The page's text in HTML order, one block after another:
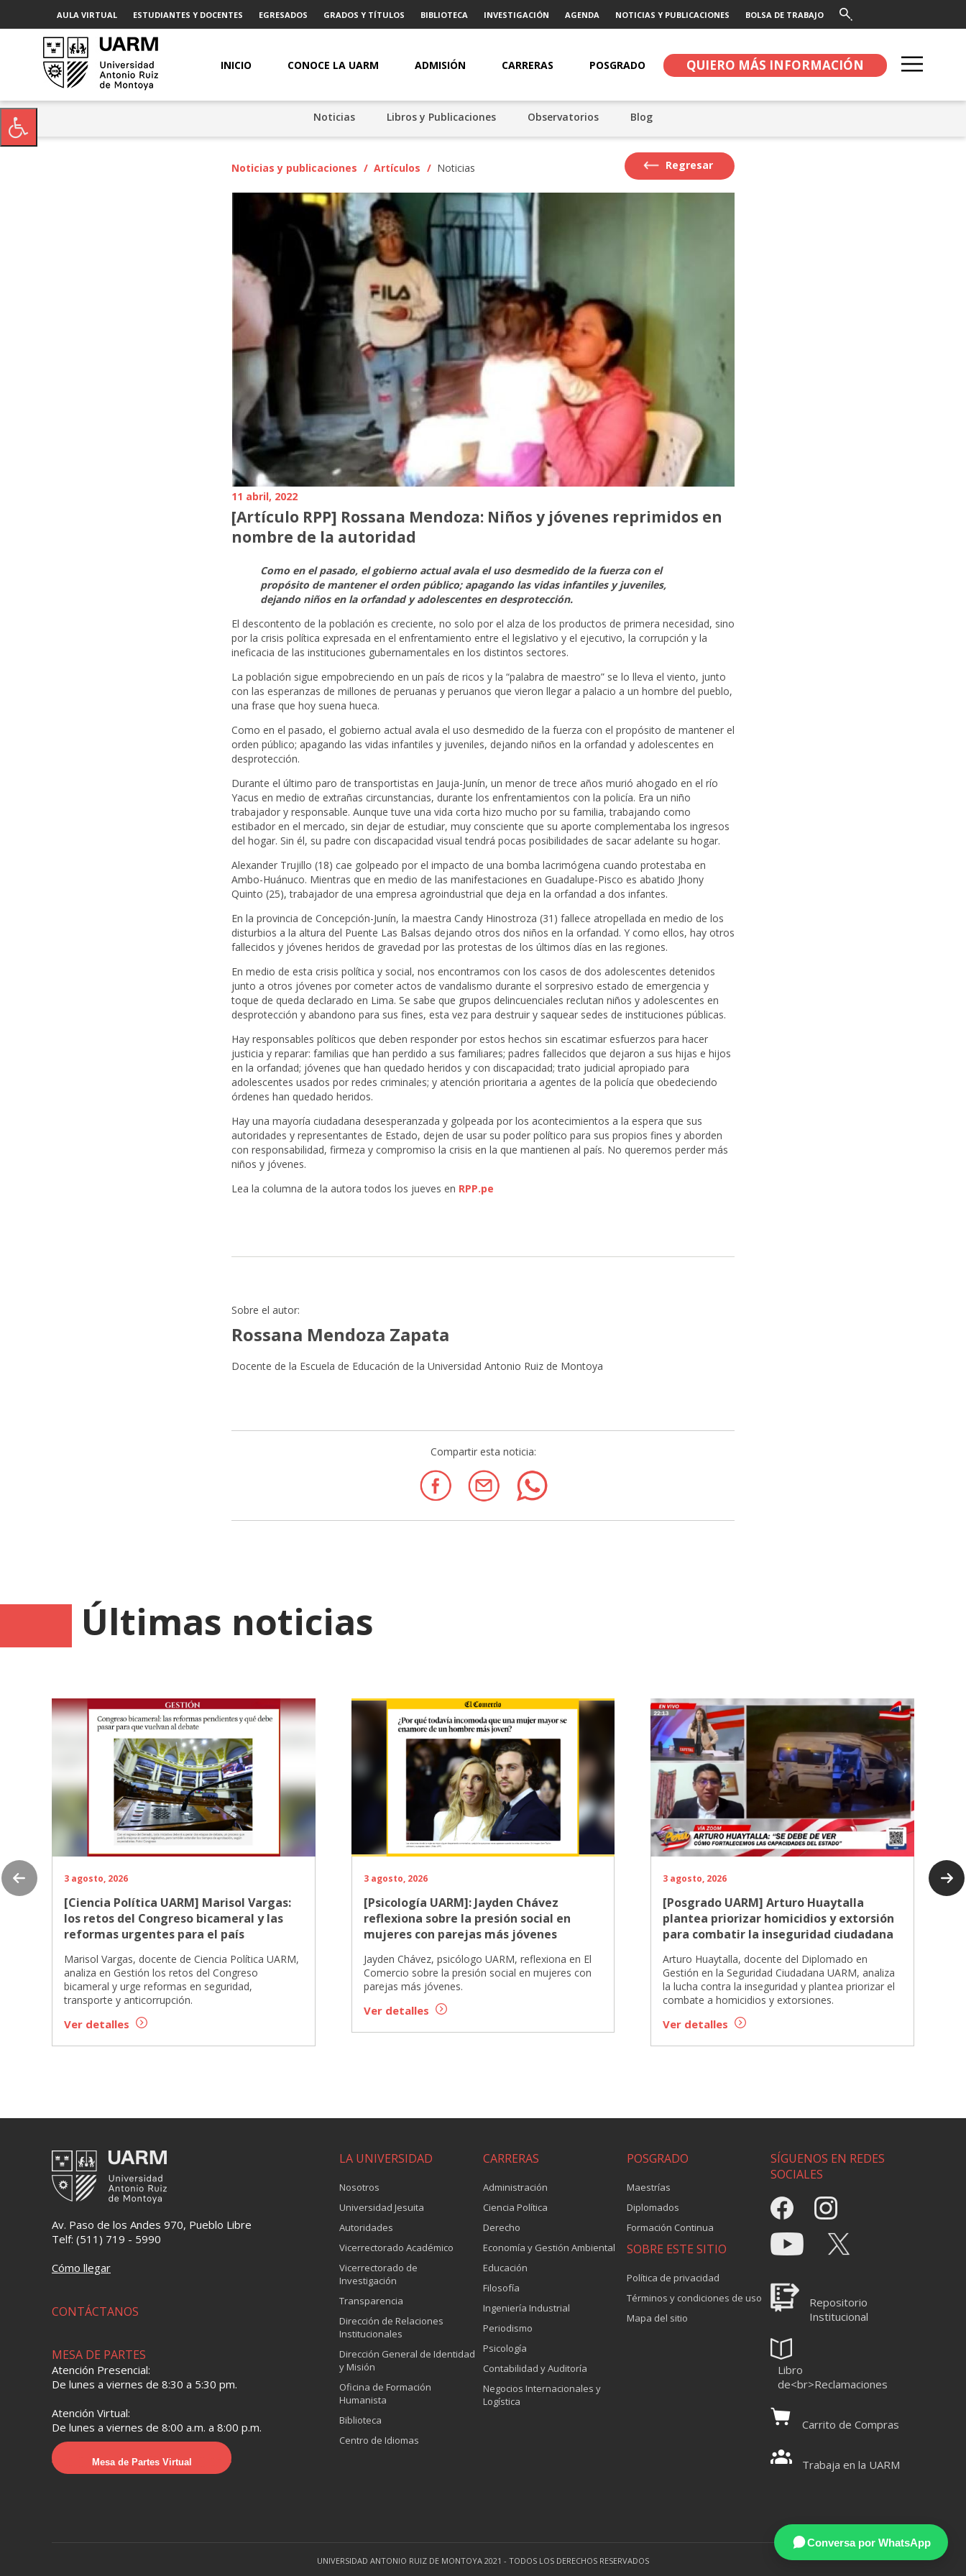
AULA VIRTUAL ESTUDIANTES Y DOCENTES EGRESADOS GRADOS Y TÍTULOS BIBLIOTECA INVESTIGACIÓN AGENDA NOTICIAS Y PUBLICACIONES BOLSA DE TRABAJO
INICIO CONOCE LA UARM ADMISIÓN CARRERAS POSGRADO QUIERO MÁS INFORMACIÓN
Noticias Libros y Publicaciones Observatorios Blog
Noticias y publicaciones / Artículos / Noticias Regresar
11 abril, 2022
[Artículo RPP] Rossana Mendoza: Niños y jóvenes reprimidos en
nombre de la autoridad
Como en el pasado, el gobierno actual avala el uso desmedido de la fuerza con el
propósito de mantener el orden público; apagando las vidas infantiles y juveniles,
dejando niños en la orfandad y adolescentes en desprotección.
El descontento de la población es creciente, no solo por el alza de los productos de primera necesidad, sino
por la crisis política expresada en el enfrentamiento entre el legislativo y el ejecutivo, la corrupción y la
ineficacia de las instituciones gubernamentales en los distintos sectores.
La población sigue empobreciendo en un país de ricos y la “palabra de maestro” se lo lleva el viento, junto
con las esperanzas de millones de peruanas y peruanos que vieron llegar a palacio a un hombre del pueblo,
una frase que hoy suena hueca.
Como en el pasado, el gobierno actual avala el uso desmedido de la fuerza con el propósito de mantener el
orden público; apagando las vidas infantiles y juveniles, dejando niños en la orfandad y adolescentes en
desprotección.
Durante el último paro de transportistas en Jauja-Junín, un menor de trece años murió ahogado en el río
Yacus en medio de extrañas circunstancias, durante los enfrentamientos con la policía. Era un niño
trabajador y responsable. Aunque tuve una vida corta hizo mucho por su familia, trabajando como
estibador en el mercado, sin dejar de estudiar, muy consciente que su aporte complementaba los ingresos
del hogar. Sin él, su padre con discapacidad visual tendrá pocas posibilidades de sacar adelante su hogar.
Alexander Trujillo (18) cae golpeado por el impacto de una bomba lacrimógena cuando protestaba en
Ambo-Huánuco. Mientras que en medio de las manifestaciones en Guadalupe-Pisco es abatido Jhony
Quinto (25), trabajador de una empresa agroindustrial que deja en la orfandad a dos infantes.
En la provincia de Concepción-Junín, la maestra Candy Hinostroza (31) fallece atropellada en medio de los
disturbios a la altura del Puente Las Balsas dejando otros dos niños en la orfandad. Y como ellos, hay otros
fallecidos y jóvenes heridos de gravedad por las protestas de los últimos días en las regiones.
En medio de esta crisis política y social, nos encontramos con los casos de dos adolescentes detenidos
junto a otros jóvenes por cometer actos de vandalismo durante el sorpresivo estado de emergencia y
toque de queda declarado en Lima. Se sabe que grupos delincuenciales reclutan niños y adolescentes en
desprotección y abandono para sus fines, esta vez para destruir y saquear sedes de instituciones públicas.
Hay responsables políticos que deben responder por estos hechos sin escatimar esfuerzos para hacer
justicia y reparar: familias que han perdido a sus familiares; padres fallecidos que dejaron a sus hijas e hijos
en la orfandad; jóvenes que han quedado heridos y con discapacidad; trato judicial apropiado para
adolescentes usados por redes criminales; y atención prioritaria a agentes de la policía que obedeciendo
órdenes han quedado heridos.
Hay una mayoría ciudadana desesperanzada y golpeada por los acontecimientos a la espera que sus
autoridades y representantes de Estado, dejen de usar su poder político para sus propios fines y aborden
con responsabilidad, firmeza y compromiso la crisis en la que mantienen al país. No queremos perder más
niños y jóvenes.
Lea la columna de la autora todos los jueves en RPP.pe
Sobre el autor:
Rossana Mendoza Zapata
Docente de la Escuela de Educación de la Universidad Antonio Ruiz de Montoya
Compartir esta noticia:
Últimas noticias
3 agosto, 2026
[Ciencia Política UARM] Marisol Vargas:
los retos del Congreso bicameral y las
reformas urgentes para el país
Marisol Vargas, docente de Ciencia Política UARM,
analiza en Gestión los retos del Congreso
bicameral y urge reformas en seguridad,
transporte y anticorrupción.
Ver detalles
3 agosto, 2026
[Psicología UARM]: Jayden Chávez
reflexiona sobre la presión social en
mujeres con parejas más jóvenes
Jayden Chávez, psicólogo UARM, reflexiona en El
Comercio sobre la presión social en mujeres con
parejas más jóvenes.
Ver detalles
3 agosto, 2026
[Posgrado UARM] Arturo Huaytalla
plantea priorizar homicidios y extorsión
para combatir la inseguridad ciudadana
Arturo Huaytalla, docente del Diplomado en
Gestión en la Seguridad Ciudadana UARM, analiza
la lucha contra la inseguridad y plantea priorizar el
combate a homicidios y extorsiones.
Ver detalles
Av. Paso de los Andes 970, Pueblo Libre
Telf: (511) 719 - 5990
Cómo llegar
CONTÁCTANOS
MESA DE PARTES
Atención Presencial:
De lunes a viernes de 8:30 a 5:30 pm.
Atención Virtual:
De lunes a viernes de 8:00 a.m. a 8:00 p.m.
Mesa de Partes Virtual
LA UNIVERSIDAD
Nosotros
Universidad Jesuita
Autoridades
Vicerrectorado Académico
Vicerrectorado de
Investigación
Transparencia
Dirección de Relaciones
Institucionales
Dirección General de Identidad
y Misión
Oficina de Formación
Humanista
Biblioteca
Centro de Idiomas
CARRERAS
Administración
Ciencia Política
Derecho
Economía y Gestión Ambiental
Educación
Filosofía
Ingeniería Industrial
Periodismo
Psicología
Contabilidad y Auditoría
Negocios Internacionales y
Logística
POSGRADO
Maestrías
Diplomados
Formación Continua
SOBRE ESTE SITIO
Política de privacidad
Términos y condiciones de uso
Mapa del sitio
SÍGUENOS EN REDES
SOCIALES
Repositorio
Institucional
Libro
de<br>Reclamaciones
Carrito de Compras
Trabaja en la UARM
UNIVERSIDAD ANTONIO RUIZ DE MONTOYA 2021 - TODOS LOS DERECHOS RESERVADOS
Conversa por WhatsApp